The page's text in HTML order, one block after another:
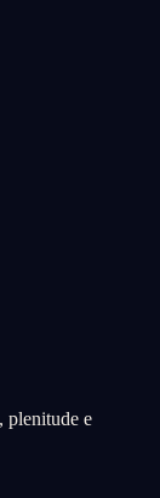
plenitude e